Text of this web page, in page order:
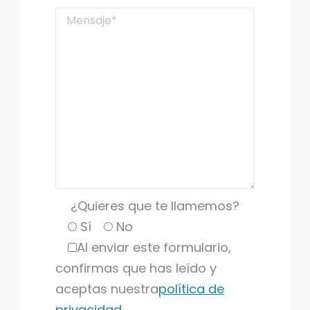
¿Quieres que te llamemos?
Sí
No
Al enviar este formulario,
confirmas que has leído y
aceptas nuestrapolítica de